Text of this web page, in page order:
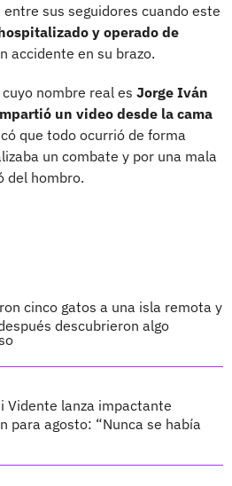
sus seguidores cuando este
y operado de
accidente en su brazo.
nombre real es Jorge Iván
un video desde la cama
que todo ocurrió de forma
un combate y por una mala
del hombro.
cinco gatos a una isla remota y
descubrieron algo
Vidente lanza impactante
para agosto: “Nunca se había